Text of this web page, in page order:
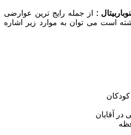
:
از جمله رایج ترین عوارضی
است می توان به موارد زیر اشاره
آقایان